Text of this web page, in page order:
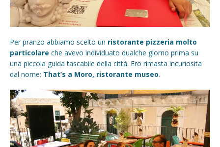
Per pranzo abbiamo scelto un ristorante pizzeria molto
particolare che avevo individuato qualche giorno prima su
una piccola guida tascabile della città. Ero rimasta incuriosita
dal nome: That’s a Moro, ristorante museo.